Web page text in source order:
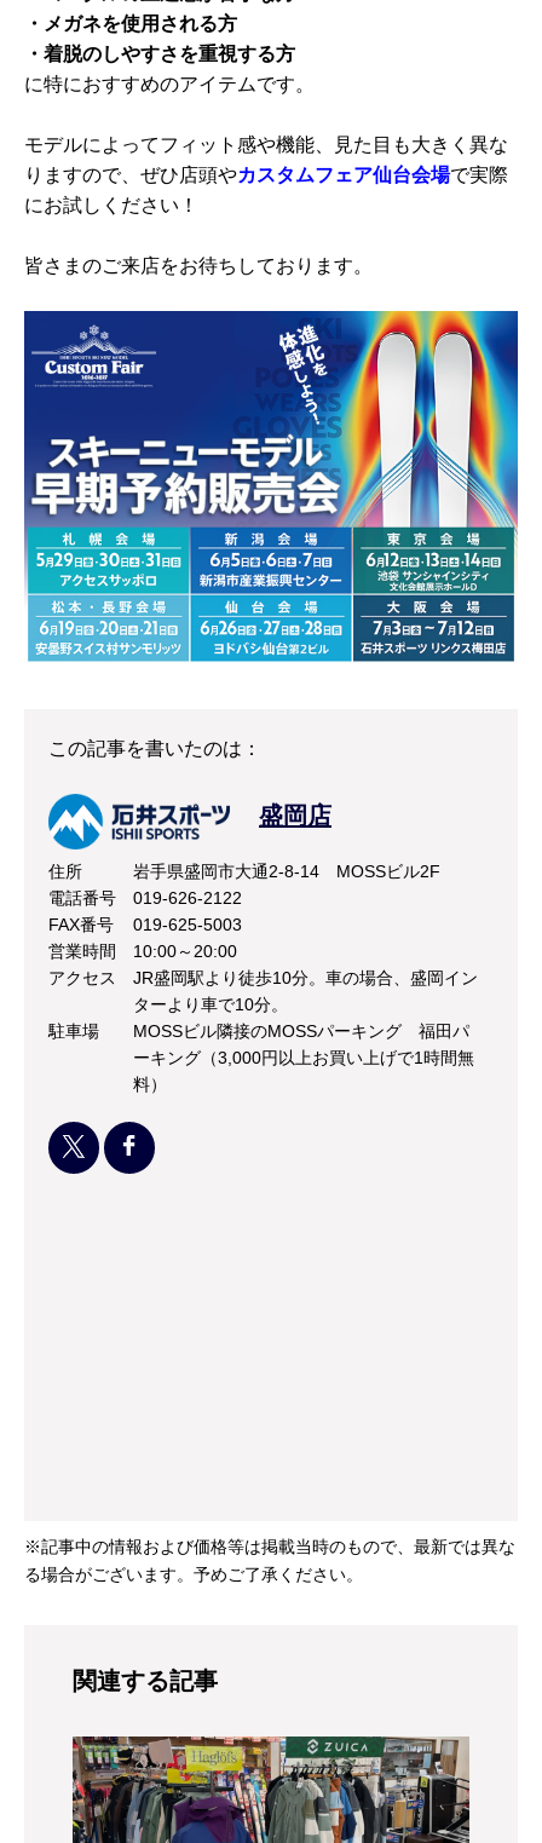
・メガネを使用される方
・着脱のしやすさを重視する方
に特におすすめのアイテムです。
モデルによってフィット感や機能、見た目も大きく異な
りますので、ぜひ店頭やカスタムフェア仙台会場で実際
にお試しください！
皆さまのご来店をお待ちしております。
この記事を書いたのは：
盛岡店
住所
岩手県盛岡市大通2-8-14 MOSSビル2F
電話番号
019-626-2122
FAX番号
019-625-5003
営業時間
10:00～20:00
アクセス
JR盛岡駅より徒歩10分。車の場合、盛岡イン
ターより車で10分。
駐車場
MOSSビル隣接のMOSSパーキング 福田パ
ーキング（3,000円以上お買い上げで1時間無
料）
※記事中の情報および価格等は掲載当時のもので、最新では異な
る場合がございます。予めご了承ください。
関連する記事